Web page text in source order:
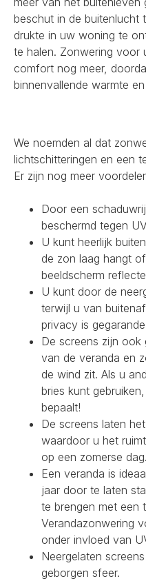
beschut in de buitenlucht
drukte in uw woning te
te halen. Zonwering voor
comfort nog meer,
binnenvallende warmte
We noemden al dat
lichtschitteringen en een
Er zijn nog meer
Door een
beschermd tegen
U kunt heerlijk
de zon laag hangt
beeldscherm
U kunt door de
terwijl u van
privacy is
De screens zijn ook
van de veranda en
de wind zit. Als u
bries kunt
bepaalt!
De screens laten
waardoor u het
op een zomerse dag.
Een veranda is
jaar door te laten
te brengen met een
Verandazonwering
onder invloed van
Neergelaten
geborgen sfeer.